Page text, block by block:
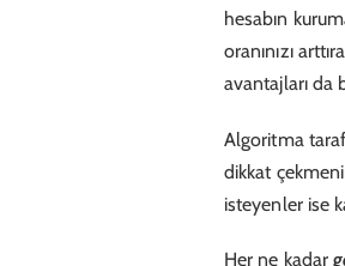
hesabın
oranınızı
avantajları da
Algoritma
dikkat
isteyenler ise
Her ne kadar